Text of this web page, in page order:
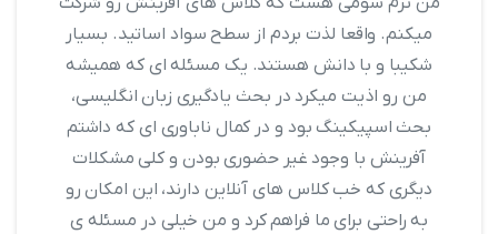
میکنم. واقعا لذت بردم از سطح سواد اساتید. بسیار
شکیبا و با دانش هستند. یک مسئله ای که همیشه
من رو اذیت میکرد در بحث یادگیری زبان انگلیسی،
بحث اسپیکینگ بود و در کمال ناباوری ای که داشتم
آفرینش با وجود غیر حضوری بودن و کلی مشکلات
دیگری که خب کلاس های آنلاین دارند، این امکان رو
به راحتی برای ما فراهم کرد و من خیلی در مسئله ی